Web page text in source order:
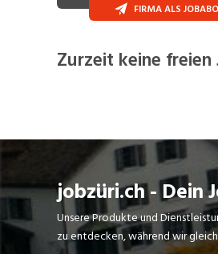
FIRMA ALS
Zurzeit keine freien
jobzüri.ch - Dein
Unsere Produkte und
zu entdecken, während wir